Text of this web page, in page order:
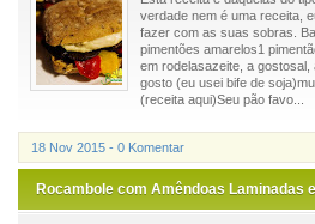
verdade nem é uma receita,
fazer com as suas sobras.
pimentões amarelos1
em rodelasazeite, a
gosto (eu usei bife de
(receita aqui)Seu pão favo...
18 Nov 2015 - 0 Komentar
Rocambole com Amêndoas Laminadas